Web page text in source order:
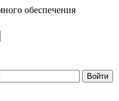
обеспечения